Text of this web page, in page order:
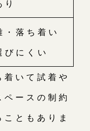
・落ち着い
びにくい
いて試着や
ースの制約
ともありま